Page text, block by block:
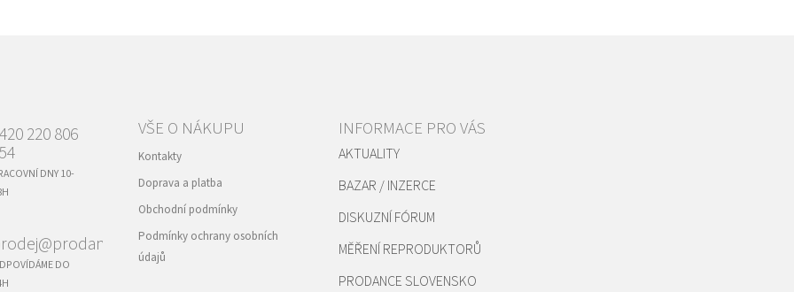
220 806
DNY 10-
DO
VŠE O NÁKUPU
Kontakty
Doprava a platba
Obchodní podmínky
Podmínky ochrany osobních
údajů
INFORMACE PRO VÁS
AKTUALITY
BAZAR / INZERCE
DISKUZNÍ FÓRUM
MĚŘENÍ REPRODUKTORŮ
PRODANCE SLOVENSKO